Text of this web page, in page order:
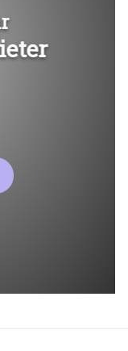
Überspringen